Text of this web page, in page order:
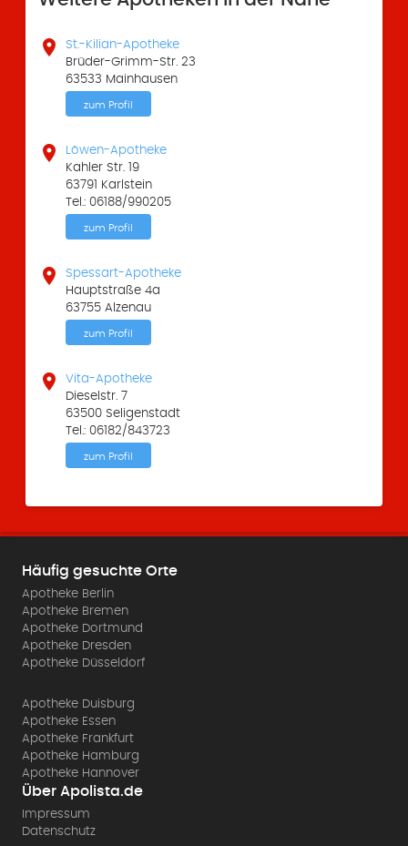

St.-Kilian-Apotheke
Brüder-Grimm-Str. 23
63533 Mainhausen
zum Profil

Löwen-Apotheke
Kahler Str. 19
63791 Karlstein
Tel.: 06188/990205
zum Profil

Spessart-Apotheke
Hauptstraße 4a
63755 Alzenau
zum Profil

Vita-Apotheke
Dieselstr. 7
63500 Seligenstadt
Tel.: 06182/843723
zum Profil
Häufig gesuchte Orte
Apotheke Berlin
Apotheke Bremen
Apotheke Dortmund
Apotheke Dresden
Apotheke Düsseldorf
Apotheke Duisburg
Apotheke Essen
Apotheke Frankfurt
Apotheke Hamburg
Apotheke Hannover
Über Apolista.de
Impressum
Datenschutz